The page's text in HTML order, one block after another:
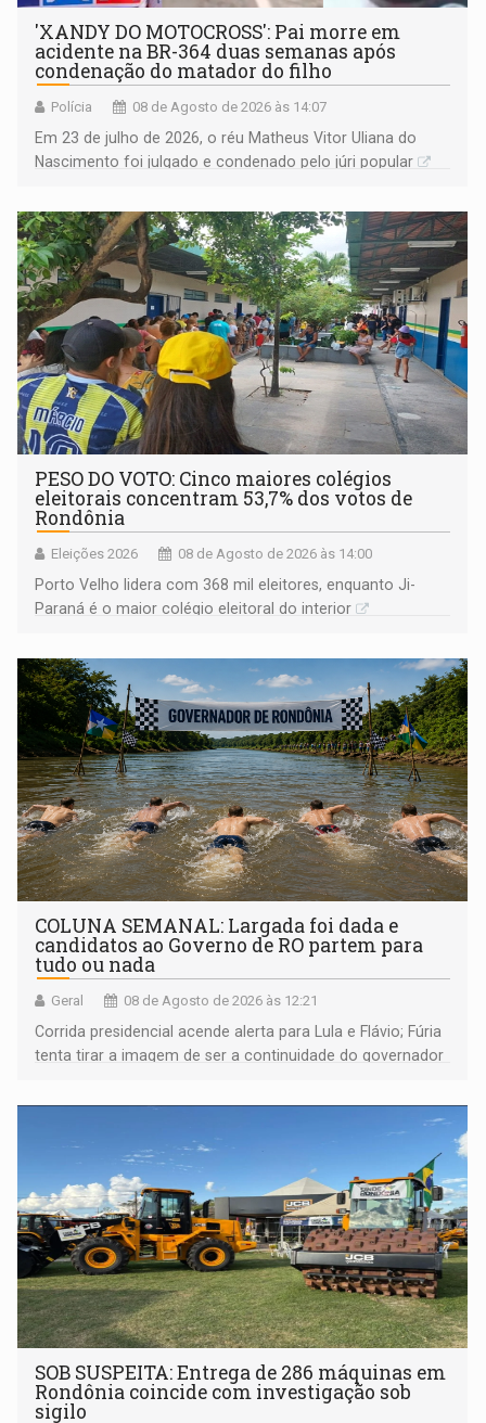
'XANDY DO MOTOCROSS': Pai morre em
acidente na BR-364 duas semanas após
condenação do matador do filho
Polícia 08 de Agosto de 2026 às 14:07
Em 23 de julho de 2026, o réu Matheus Vitor Uliana do
Nascimento foi julgado e condenado pelo júri popular
PESO DO VOTO: Cinco maiores colégios
eleitorais concentram 53,7% dos votos de
Rondônia
Eleições 2026 08 de Agosto de 2026 às 14:00
Porto Velho lidera com 368 mil eleitores, enquanto Ji-
Paraná é o maior colégio eleitoral do interior
COLUNA SEMANAL: Largada foi dada e
candidatos ao Governo de RO partem para
tudo ou nada
Geral 08 de Agosto de 2026 às 12:21
Corrida presidencial acende alerta para Lula e Flávio; Fúria
tenta tirar a imagem de ser a continuidade do governador
não ter entrado no modo eleição; ABAV faz evento em
SOB SUSPEITA: Entrega de 286 máquinas em
Rondônia coincide com investigação sob
sigilo